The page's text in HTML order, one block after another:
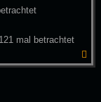
mal betrachtet
a